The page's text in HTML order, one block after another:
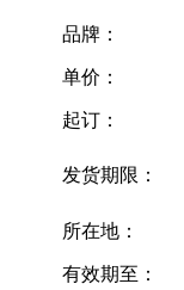
品牌：
单价：
起订：
发货期限：
所在地：
有效期至：